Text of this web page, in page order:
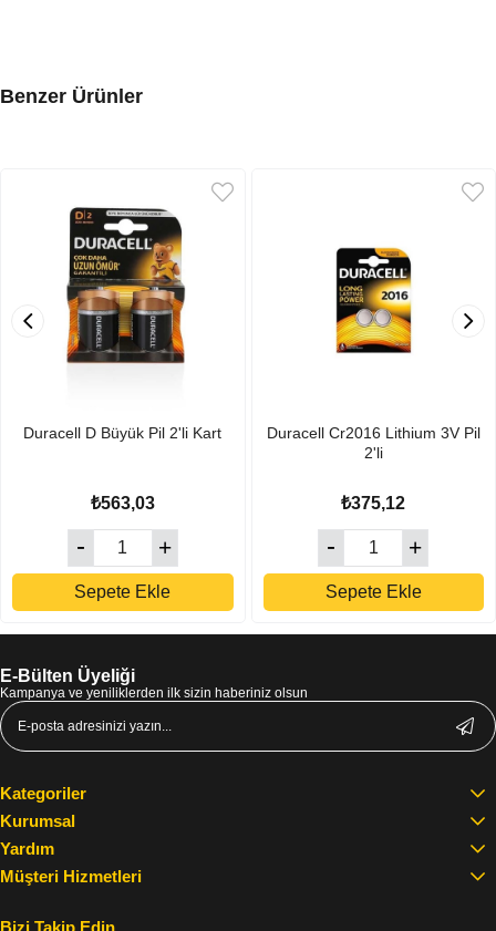
Benzer Ürünler
Duracell D Büyük Pil 2'li Kart
₺563,03
Sepete Ekle
Duracell Cr2016 Lithium 3V Pil
2'li
₺375,12
Sepete Ekle
E-Bülten Üyeliği
Kampanya ve yeniliklerden ilk sizin haberiniz olsun
Kategoriler
Kurumsal
Yardım
Müşteri Hizmetleri